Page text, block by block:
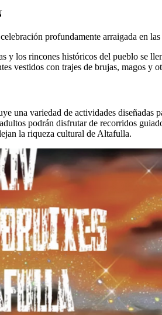
profundamente arraigada en
y los rincones históricos del pueblo se
vestidos con trajes de brujas, magos y
una variedad de actividades diseñadas
podrán disfrutar de recorridos
la riqueza cultural de Altafulla.